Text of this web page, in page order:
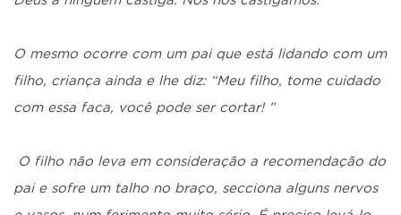
O mesmo ocorre com um pai que está lidando com um
filho, criança ainda e lhe diz: “Meu filho, tome cuidado
com essa faca, você pode ser cortar! ”
O filho não leva em consideração a recomendação do
pai e sofre um talho no braço, secciona alguns nervos